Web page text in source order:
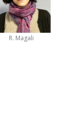
R. Magali